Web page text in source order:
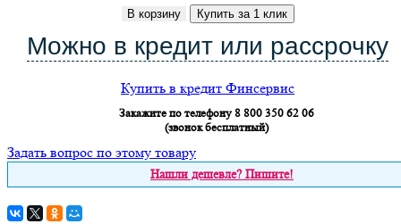
В корзину
Можно в кредит или рассрочку
Купить в кредит Финсервис
Закажите по телефону 8 800 350 62 06
(звонок бесплатный)
Задать вопрос по этому товару
Нашли дешевле? Пишите!